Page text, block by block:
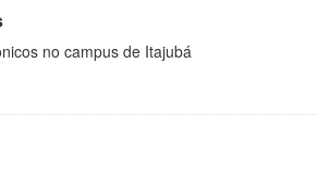
no campus de Itajubá